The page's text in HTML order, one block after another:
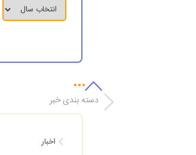
دسته بندی خبر
اخبار